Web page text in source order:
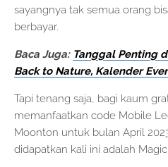
sayangnya tak semua orang
berbayar.
Baca Juga: Tanggal Penting
Back to Nature, Kalender
Tapi tenang saja, bagi kaum
memanfaatkan code Mobile
Moonton untuk bulan April
didapatkan kali ini adalah